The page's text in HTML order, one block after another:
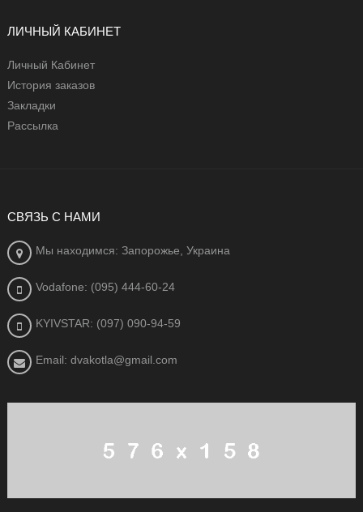
ЛИЧНЫЙ КАБИНЕТ
Личный Кабинет
История заказов
Закладки
Рассылка
СВЯЗЬ С НАМИ
Мы находимся: Запорожье, Украина
Vodafone: (095) 444-60-24
KYIVSTAR: (097) 090-94-59
Email: dvakotla@gmail.com